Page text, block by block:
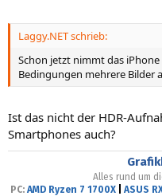
Laggy.NET schrieb:
Schon jetzt nimmt das
Bedingungen mehrere Bilder
Ist das nicht der HDR-
Smartphones auch?
Alles rund um
PC: AMD Ryzen 7 1700X| ASUS